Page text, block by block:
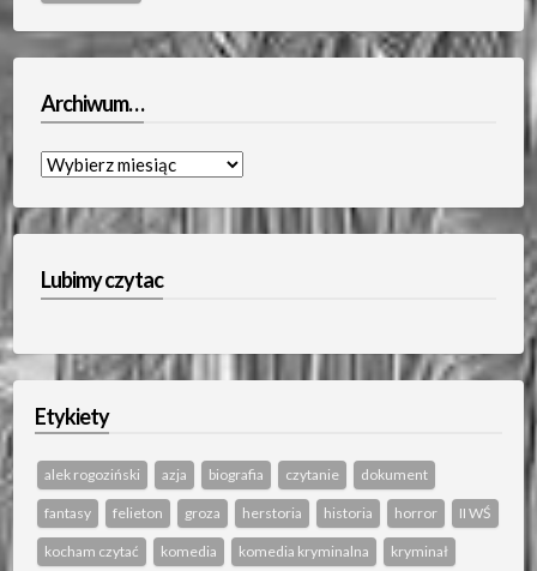
Archiwum…
Archiwum…
Lubimy czytac
Etykiety
alek rogoziński azja biografia czytanie dokument
fantasy felieton groza herstoria historia horror II WŚ
kocham czytać komedia komedia kryminalna kryminał